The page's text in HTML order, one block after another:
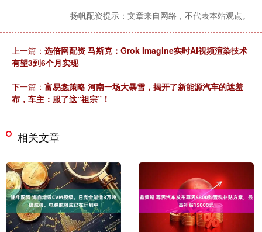
扬帆配资提示：文章来自网络，不代表本站观点。
上一篇： 选倍网配资 马斯克：Grok Imagine实时AI视频渲染技术
有望3到6个月实现
下一篇： 富易螽策略 河南一场大暴雪，揭开了新能源汽车的遮羞
布，车主：服了这“祖宗”！
相关文章